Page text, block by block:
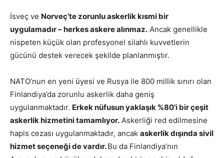
İsveç ve Norveç’te zorunlu askerlik kısmi bir
uygulamadır – herkes askere alınmaz. Ancak genellikle
nispeten küçük olan profesyonel silahlı kuvvetlerin
gücünü destek verecek şekilde planlanmıştır.
NATO’nun en yeni üyesi ve Rusya ile 800 millik sınırı olan
Finlandiya’da zorunlu askerlik daha geniş
uygulanmaktadır. Erkek nüfusun yaklaşık %80’i bir çeşit
askerlik hizmetini tamamlıyor. Askerliği red edilmesine
hapis cezası uygulanmaktadır, ancak askerlik dışında sivil
hizmet seçeneği de vardır.Bu da Finlandiya’nın